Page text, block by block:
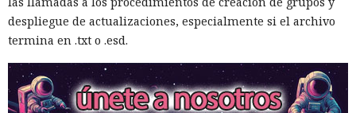
despliegue de actualizaciones, especialmente si el archivo
termina en .txt o .esd.